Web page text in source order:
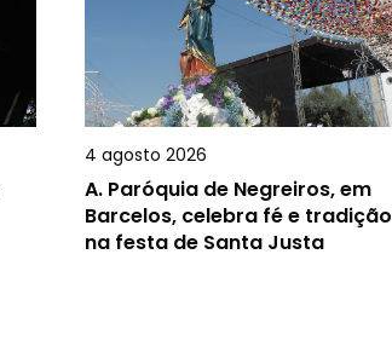
4 agosto 2026
A. Paróquia de Negreiros, em
Barcelos, celebra fé e tradição
na festa de Santa Justa